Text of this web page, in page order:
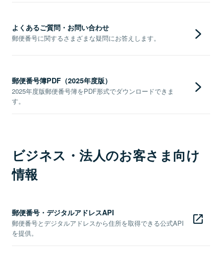
よくあるご質問・お問い合わせ
郵便番号に関するさまざまな疑問にお答えします。
郵便番号簿PDF（2025年度版）
2025年度版郵便番号簿をPDF形式でダウンロードできま
す。
ビジネス・法人のお客さま向け
情報
郵便番号・デジタルアドレスAPI
郵便番号とデジタルアドレスから住所を取得できる公式API
を提供。